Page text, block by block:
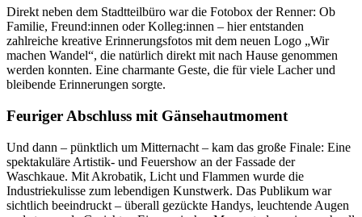
Direkt neben dem Stadtteilbüro war die Fotobox der Renner: Ob
Familie, Freund:innen oder Kolleg:innen – hier entstanden
zahlreiche kreative Erinnerungsfotos mit dem neuen Logo „Wir
machen Wandel“, die natürlich direkt mit nach Hause genommen
werden konnten. Eine charmante Geste, die für viele Lacher und
bleibende Erinnerungen sorgte.
Feuriger Abschluss mit Gänsehautmoment
Und dann – pünktlich um Mitternacht – kam das große Finale: Eine
spektakuläre Artistik- und Feuershow an der Fassade der
Waschkaue. Mit Akrobatik, Licht und Flammen wurde die
Industriekulisse zum lebendigen Kunstwerk. Das Publikum war
sichtlich beeindruckt – überall gezückte Handys, leuchtende Augen